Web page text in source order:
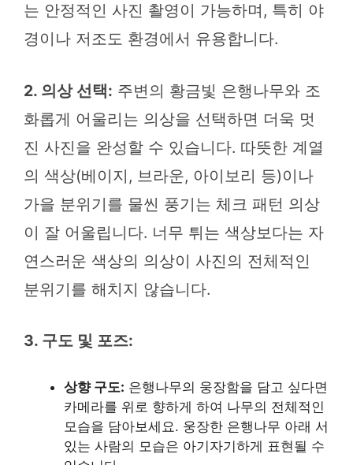
는 안정적인 사진 촬영이 가능하며, 특히 야
경이나 저조도 환경에서 유용합니다.
2. 의상 선택: 주변의 황금빛 은행나무와 조
화롭게 어울리는 의상을 선택하면 더욱 멋
진 사진을 완성할 수 있습니다. 따뜻한 계열
의 색상(베이지, 브라운, 아이보리 등)이나
가을 분위기를 물씬 풍기는 체크 패턴 의상
이 잘 어울립니다. 너무 튀는 색상보다는 자
연스러운 색상의 의상이 사진의 전체적인
분위기를 해치지 않습니다.
3. 구도 및 포즈:
상향 구도: 은행나무의 웅장함을 담고 싶다면
카메라를 위로 향하게 하여 나무의 전체적인
모습을 담아보세요. 웅장한 은행나무 아래 서
있는 사람의 모습은 아기자기하게 표현될 수